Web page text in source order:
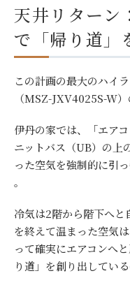
天井リターン
で「帰り道」
この計画の最大のハイ
（MSZ-JXV4025S-W
伊丹の家では、「エア
ニットバス（UB）の上
った空気を強制的に引
。
冷気は2階から階下へと
を終えて温まった空気
って確実にエアコンへ
り道」を創り出している